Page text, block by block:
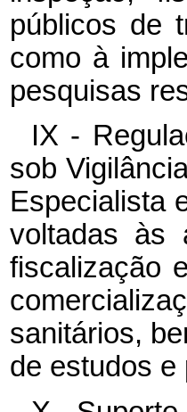
públicos de
como à
pesquisas
IX -
sob
Especialista
voltadas às
fiscalização
sanitários,
de estudos